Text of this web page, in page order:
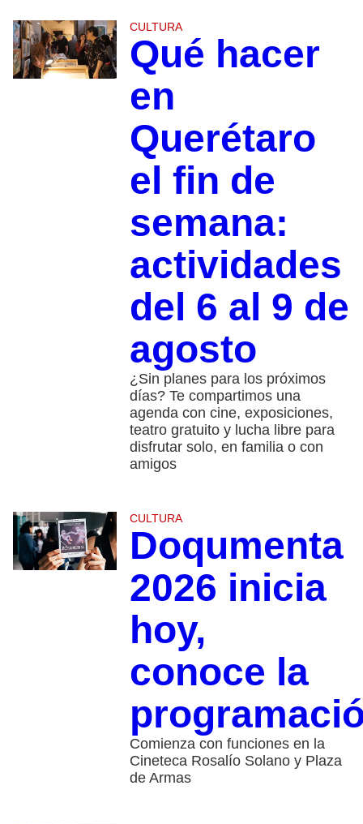
CULTURA
Qué hacer
en
Querétaro
el fin de
semana:
actividades
del 6 al 9 de
agosto
¿Sin planes para los próximos
días? Te compartimos una
agenda con cine, exposiciones,
teatro gratuito y lucha libre para
disfrutar solo, en familia o con
amigos
CULTURA
Doqumenta
2026 inicia
hoy,
conoce la
Comienza con funciones en la
Cineteca Rosalío Solano y Plaza
de Armas